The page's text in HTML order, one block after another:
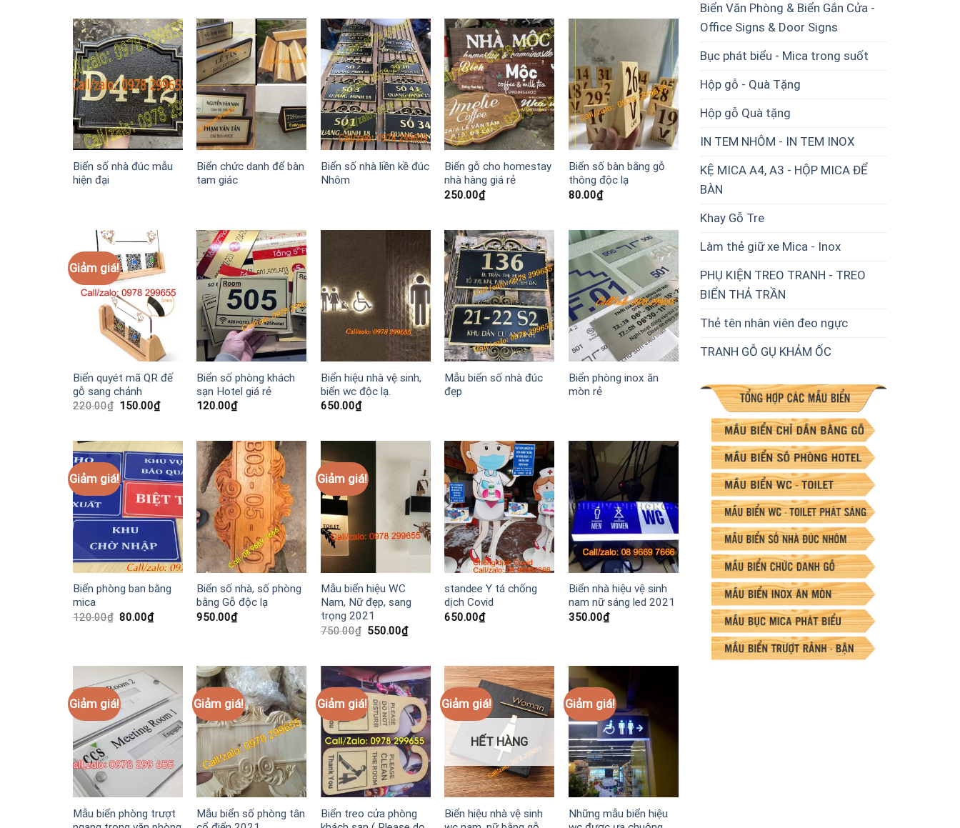
Biển số nhà đúc mẫu
hiện đại
Biển chức danh để bàn
tam giác
Biển số nhà liền kề đúc
Nhôm
Biển gỗ cho homestay
nhà hàng giá rẻ
250.00₫
Biển số bàn bằng gỗ
thông độc lạ
80.00₫
Giảm giá!
Biển quyét mã QR đế
gỗ sang chảnh
220.00₫ Giá
150.00₫Giá
hiện
150.00₫.
Biển số phòng khách
sạn Hotel giá rẻ
120.00₫
Biển hiệu nhà vệ sinh,
biển wc độc lạ.
650.00₫
Mẫu biển số nhà đúc
đẹp
Biển phòng inox ăn
mòn rẻ
Giảm giá!
Biển phòng ban bằng
mica
120.00₫ Giá
80.00₫Giá
hiện
Biển số nhà, số phòng
bằng Gỗ độc lạ
950.00₫
Giảm giá!
Mẫu biển hiệu WC
Nam, Nữ đẹp, sang
trọng 2021
750.00₫ Giá
550.00₫Giá
hiện
550.00₫.
standee Y tá chống
dịch Covid
650.00₫
Biển nhà hiệu vệ sinh
nam nữ sáng led 2021
350.00₫
Giảm giá!
Mẫu biển phòng trượt
Giảm giá!
Mẫu biển số phòng tân
Giảm giá!
Biển treo cửa phòng
Giảm giá!
HẾT HÀNG
Biển hiệu nhà vệ sinh
Giảm giá!
Những mẫu biển hiệu
Biển Văn Phòng & Biển Gắn Cửa -
Office Signs & Door Signs
Bục phát biểu - Mica trong suốt
Hộp gỗ - Quà Tặng
Hộp gỗ Quà tặng
IN TEM NHÔM - IN TEM INOX
KỆ MICA A4, A3 - HỘP MICA ĐỂ
BÀN
Khay Gỗ Tre
Làm thẻ giữ xe Mica - Inox
PHỤ KIỆN TREO TRANH - TREO
BIỂN THẢ TRẦN
Thẻ tên nhân viên đeo ngực
TRANH GỖ GỤ KHẢM ỐC